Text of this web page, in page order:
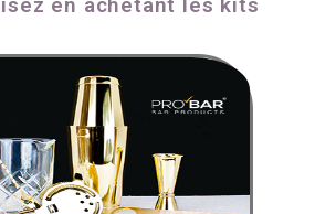
en achetant les kits